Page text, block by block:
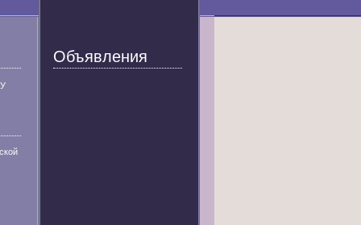
Объявления